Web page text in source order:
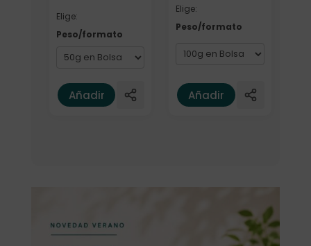
Elige:
Peso/formato
Añadir
Elige:
Peso/formato
Añadir